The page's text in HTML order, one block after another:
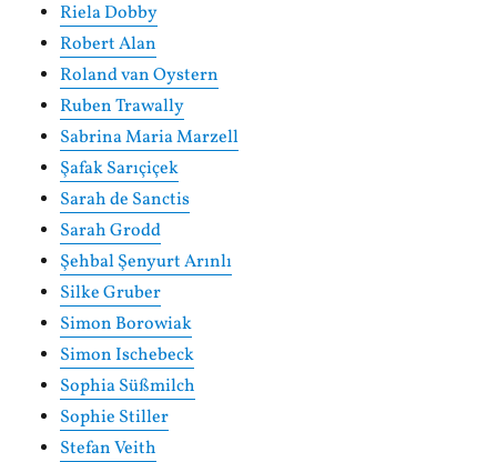
Riela Dobby
Robert Alan
Roland van Oystern
Ruben Trawally
Sabrina Maria Marzell
Şafak Sarıçiçek
Sarah de Sanctis
Sarah Grodd
Şehbal Şenyurt Arınlı
Silke Gruber
Simon Borowiak
Simon Ischebeck
Sophia Süßmilch
Sophie Stiller
Stefan Veith